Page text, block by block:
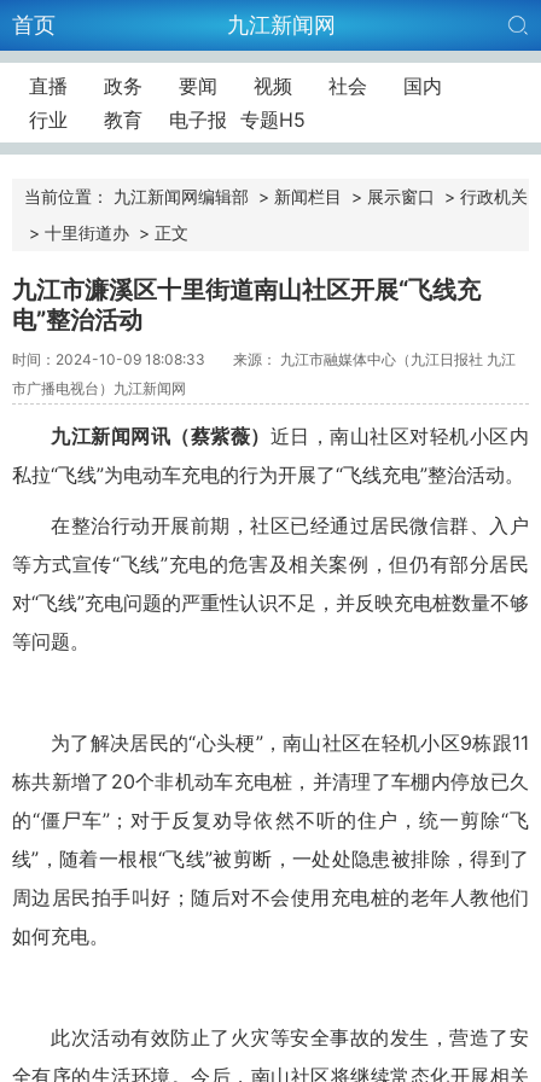
首页 九江新闻网
直播 政务 要闻 视频 社会
国内
行业
教育 电子报 专题H5
当前位置： 九江新闻网编辑部 > 新闻栏目 > 展示窗口 > 行政机关
> 十里街道办 > 正文
九江市濂溪区十里街道南山社区开展“飞线充
电”整治活动
时间：2024-10-09 18:08:33
来源： 九江市融媒体中心（九江日报社 九江
市广播电视台）九江新闻网
九江新闻网讯 （蔡紫薇） 近日，南山社区对轻机小区内
私拉“飞线”为电动车充电的行为开展了“飞线充电”整治活动。
在整治行动开展前期，社区已经通过居民微信群、入户
等方式宣传“飞线”充电的危害及相关案例，但仍有部分居民
对“飞线”充电问题的严重性认识不足，并反映充电桩数量不够
等问题。
为了解决居民的“心头梗”，南山社区在轻机小区9栋跟11
栋共新增了20个非机动车充电桩，并清理了车棚内停放已久
的“僵尸车”；对于反复劝导依然不听的住户，统一剪除“飞
线”，随着一根根“飞线”被剪断，一处处隐患被排除，得到了
周边居民拍手叫好；随后对不会使用充电桩的老年人教他们
如何充电。
此次活动有效防止了火灾等安全事故的发生，营造了安
全有序的生活环境。今后，南山社区将继续常态化开展相关